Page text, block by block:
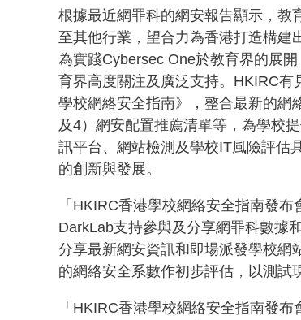
根據最近網罪科的網安報告顯示，教
至其他行業，望合力為香港打造構建
為實踐Cybersec One於教育界的展
育界高度關注及廣泛支持。HKIRC
學校網絡安全指南》，整合最新的網
及4）網安配置推薦清單等，為學校
訊平台、網站檢測及學校IT風險評估
的創新與發展。
「HKIRC香港學校網絡安全指南發
DarkLab支持參與及分享網罪科數據
分享最新網安資訊和即場派發學校網
的網絡安全系數作初步評估，以測試
「HKIRC香港學校網絡安全指南發